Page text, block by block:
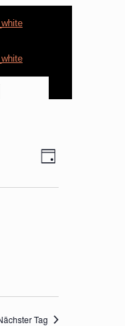
Ansichten-
Veranstaltung
Ansichten-
Tag
Tag